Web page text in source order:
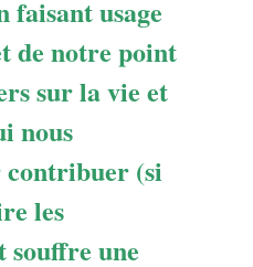
faisant usage
de notre point
sur la vie et
nous
contribuer (si
les
souffre une